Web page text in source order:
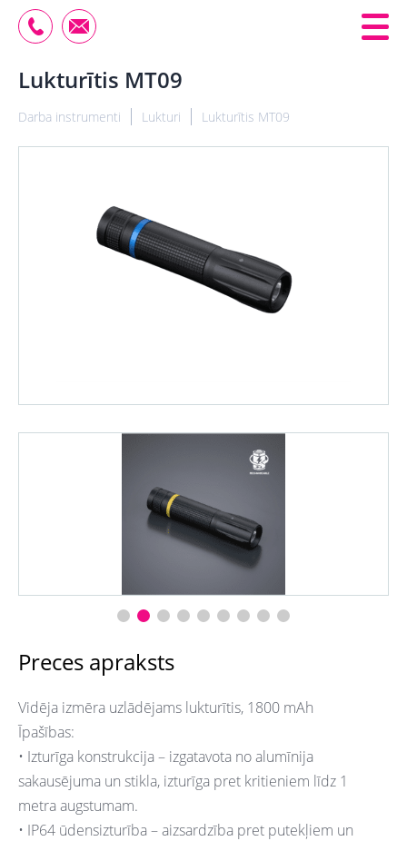
Lukturītis MT09
Darba instrumenti Lukturi Lukturītis MT09
Preces apraksts
Vidēja izmēra uzlādējams lukturītis, 1800 mAh
Īpašības:
• Izturīga konstrukcija – izgatavota no alumīnija
sakausējuma un stikla, izturīga pret kritieniem līdz 1
metra augstumam.
• IP64 ūdensizturība – aizsardzība pret putekļiem un